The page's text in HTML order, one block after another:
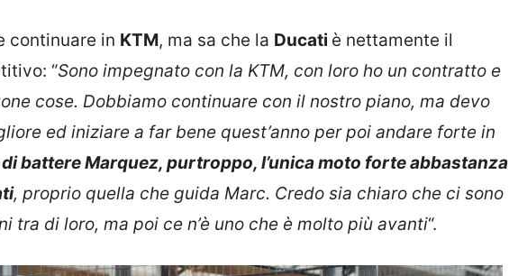
continuare in KTM, ma sa che la Ducati è nettamente il
“Sono impegnato con la KTM, con loro ho un contratto e
cose. Dobbiamo continuare con il nostro piano, ma devo
ed iniziare a far bene quest’anno per poi andare forte in
battere Marquez, purtroppo, l’unica moto forte abbastanza
, proprio quella che guida Marc. Credo sia chiaro che ci sono
tra di loro, ma poi ce n’è uno che è molto più avanti“.